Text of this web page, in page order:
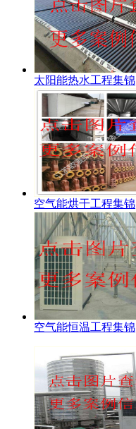
太阳能热水工程集锦
空气能烘干工程集锦
空气能恒温工程集锦